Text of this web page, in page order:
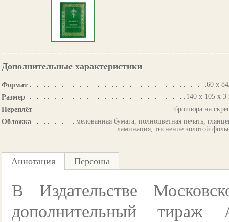
Дополнительные характеристики
Формат
60 х
Размер
140 х 105 х
Переплёт
брошюра на
Обложка
мелованная бумага, полноцветная печать,
ламинация, тиснение золотой
Аннотация Персоны
В Издательстве
дополнительный тираж